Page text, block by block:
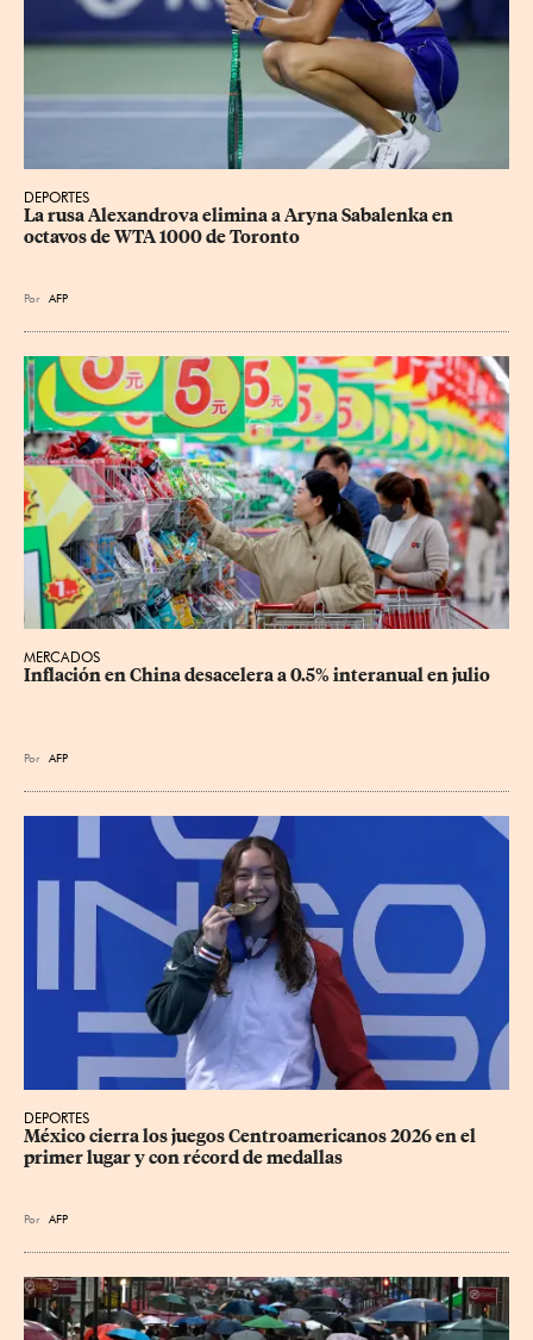
DEPORTES
La rusa Alexandrova elimina a Aryna Sabalenka en
octavos de WTA 1000 de Toronto
Por AFP
MERCADOS
Inflación en China desacelera a 0.5% interanual en julio
Por AFP
DEPORTES
México cierra los juegos Centroamericanos 2026 en el
primer lugar y con récord de medallas
Por AFP